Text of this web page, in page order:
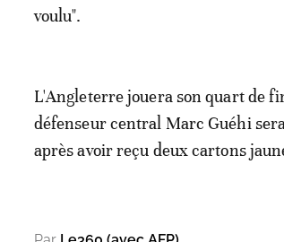
voulu".
L'Angleterre jouera son quart de
défenseur central Marc Guéhi
après avoir reçu deux cartons